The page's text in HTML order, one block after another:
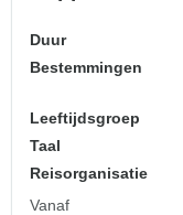
Duur
Bestemmingen
Leeftijdsgroep
Taal
Reisorganisatie
Vanaf